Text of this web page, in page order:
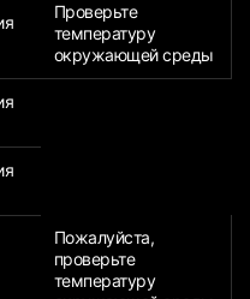
Проверьте
температуру
окружающей среды
Пожалуйста,
проверьте
температуру